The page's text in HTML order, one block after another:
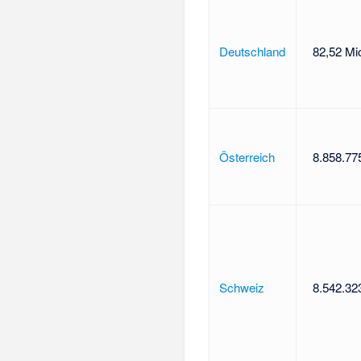
Deutschland 82,52
Österreich
Schweiz